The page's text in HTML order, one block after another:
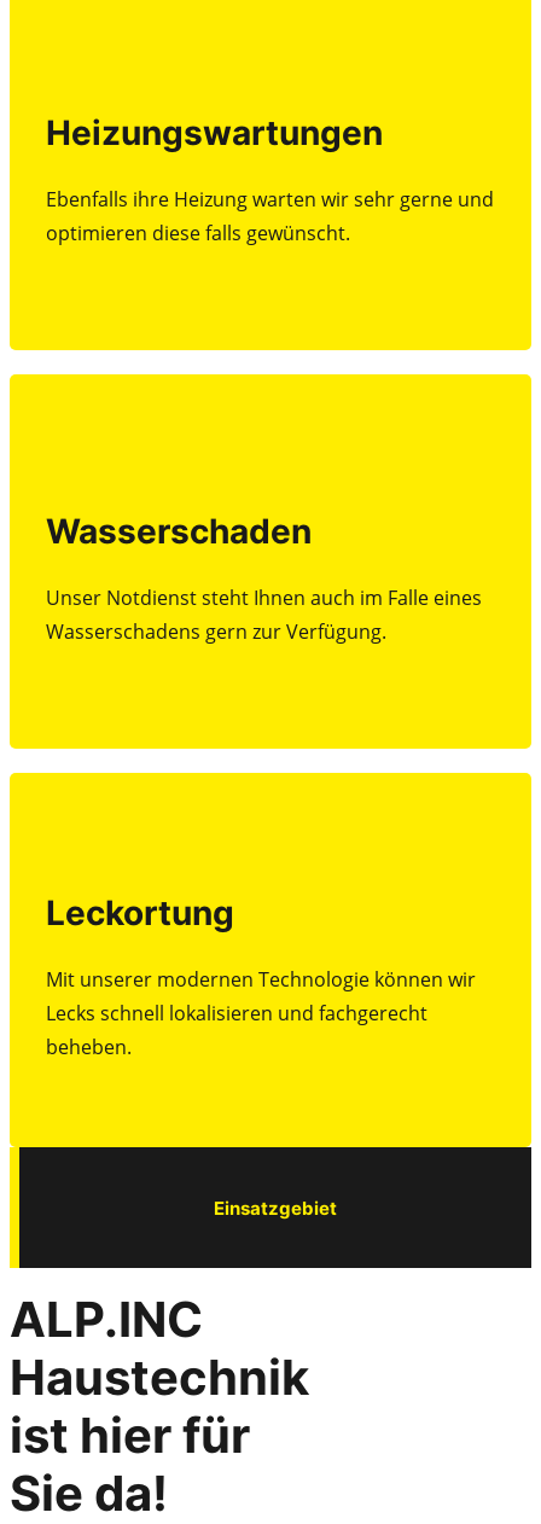
Heizungswartungen
Ebenfalls ihre Heizung warten wir sehr gerne und
optimieren diese falls gewünscht.
Ebenfalls ihre Heizung warten wir sehr gerne und
Wasserschaden
Unser Notdienst steht Ihnen auch im Falle eines
Wasserschadens gern zur Verfügung.
Unser Notdienst steht Ihnen auch im Falle eines
Leckortung
Mit unserer modernen Technologie können wir
Lecks schnell lokalisieren und fachgerecht
beheben.
Mit unserer modernen Technologie können wir
beheben.
Einsatzgebiet
ALP.INC
Haustechnik
ist hier für
Sie da!